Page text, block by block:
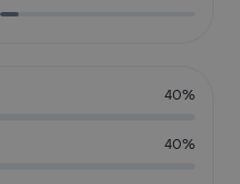
40%
40%